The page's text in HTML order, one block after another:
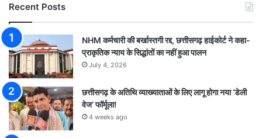
Recent Posts
NHM कर्मचारी की बर्खास्तगी रद्द, छत्तीसगढ़ हाईकोर्ट ने कहा-
प्राकृतिक न्याय के सिद्धांतों का नहीं हुआ पालन
July 4, 2026
छत्तीसगढ़ के अतिथि व्याख्याताओं के लिए लागू होगा नया ‘डेली
वेज’ फॉर्मूला!
4 weeks ago